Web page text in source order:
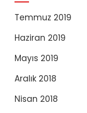
Temmuz 2019
Haziran 2019
Mayıs 2019
Aralık 2018
Nisan 2018